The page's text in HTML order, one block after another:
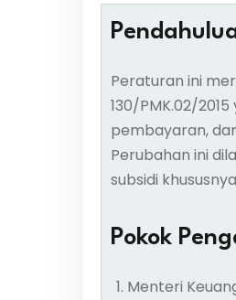
Peraturan ini
130/PMK.02/
pembayaran,
Perubahan ini
subsidi
Pokok
Menteri